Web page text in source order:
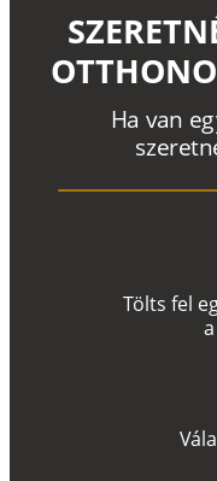
Tölts fel e
a
Ha van eg
szeretn
Vála